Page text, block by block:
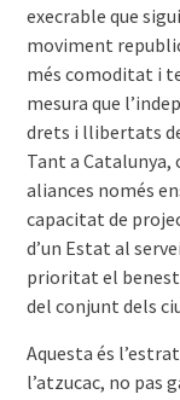
execrable que
moviment
més comoditat i
mesura que
drets i llibertats
Tant a Catalunya,
aliances només
capacitat de
d’un Estat al
prioritat el
del conjunt dels
Aquesta és
l’atzucac, no pas